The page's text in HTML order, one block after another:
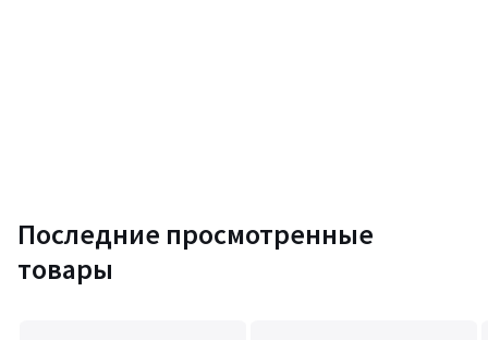
Последние просмотренные
товары